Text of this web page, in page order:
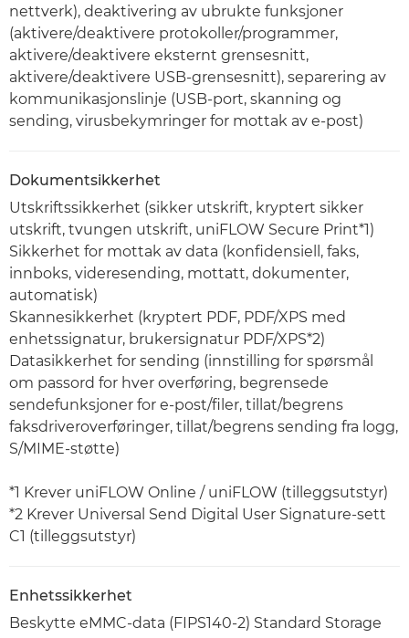
nettverk), deaktivering av ubrukte funksjoner
(aktivere/deaktivere protokoller/programmer,
aktivere/deaktivere eksternt grensesnitt,
aktivere/deaktivere USB-grensesnitt), separering av
kommunikasjonslinje (USB-port, skanning og
sending, virusbekymringer for mottak av e-post)
Dokumentsikkerhet
Utskriftssikkerhet (sikker utskrift, kryptert sikker
utskrift, tvungen utskrift, uniFLOW Secure Print*1)
Sikkerhet for mottak av data (konfidensiell, faks,
innboks, videresending, mottatt, dokumenter,
automatisk)
Skannesikkerhet (kryptert PDF, PDF/XPS med
enhetssignatur, brukersignatur PDF/XPS*2)
Datasikkerhet for sending (innstilling for spørsmål
om passord for hver overføring, begrensede
sendefunksjoner for e-post/filer, tillat/begrens
faksdriveroverføringer, tillat/begrens sending fra logg,
S/MIME-støtte)
*1 Krever uniFLOW Online / uniFLOW (tilleggsutstyr)
*2 Krever Universal Send Digital User Signature-sett
C1 (tilleggsutstyr)
Enhetssikkerhet
Beskytte eMMC-data (FIPS140-2) Standard Storage